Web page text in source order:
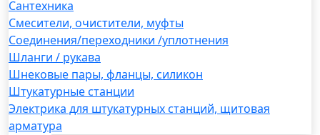
Сантехника
Смесители, очистители, муфты
Соединения/переходники /уплотнения
Шланги / рукава
Шнековые пары, фланцы, силикон
Штукатурные станции
Электрика для штукатурных станций, щитовая
арматура